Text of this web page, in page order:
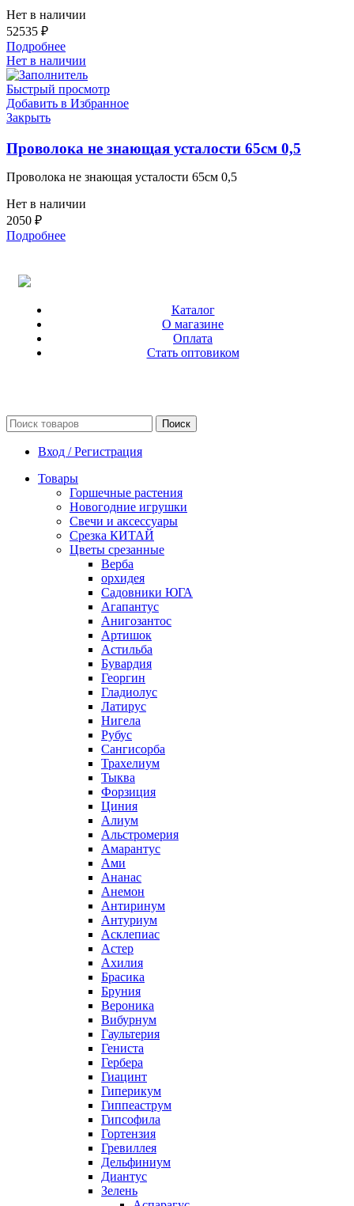
Нет в наличии
52535 ₽
Подробнее
Нет в наличии
Быстрый просмотр
Добавить в Избранное
Закрыть
Проволока не знающая усталости 65см 0,5
Проволока не знающая усталости 65см 0,5
Нет в наличии
2050 ₽
Подробнее
Каталог
О магазине
Оплата
Стать оптовиком
Поиск
Вход / Регистрация
Товары
Горшечные растения
Новогодние игрушки
Свечи и аксессуары
Срезка КИТАЙ
Цветы срезанные
Верба
орхидея
Садовники ЮГА
Агапантус
Анигозантос
Артишок
Астильба
Бувардия
Георгин
Гладиолус
Латирус
Нигела
Рубус
Сангисорба
Трахелиум
Тыква
Форзиция
Циния
Алиум
Альстромерия
Амарантус
Ами
Ананас
Анемон
Антиринум
Антуриум
Асклепиас
Астер
Ахилия
Брасика
Бруния
Вероника
Вибурнум
Гаультерия
Гениста
Гербера
Гиацинт
Гиперикум
Гиппеаструм
Гипсофила
Гортензия
Гревиллея
Дельфиниум
Диантус
Зелень